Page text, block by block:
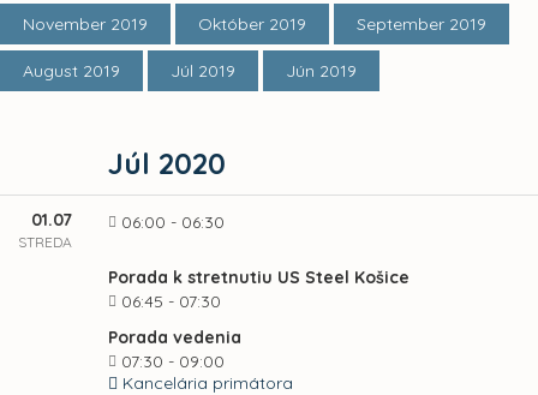
November 2019 Október 2019 September 2019
August 2019 Júl 2019 Jún 2019
Júl 2020
01.07
STREDA
06:00 - 06:30
Porada k stretnutiu US Steel Košice
06:45 - 07:30
Porada vedenia
07:30 - 09:00
Kancelária primátora